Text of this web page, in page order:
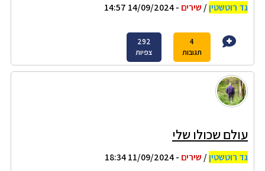
גד רוטשטין/ שירים - 14/09/2024 14:57
4
תגובות
292
צפיות
עולם שכולו שלי
גד רוטשטין/ שירים - 11/09/2024 18:34